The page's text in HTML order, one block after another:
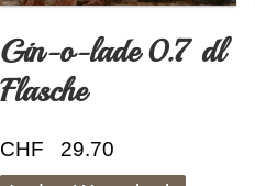
Gin-o-lade 0.7 dl
Flasche
CHF
29.70